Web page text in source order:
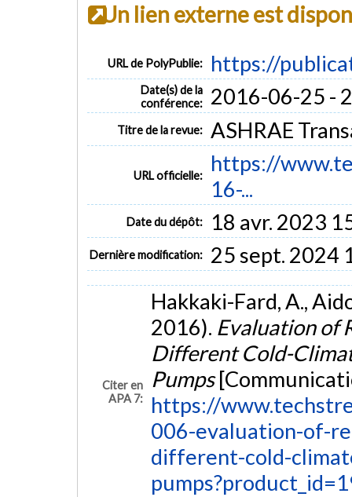
Un lien externe est
URL de PolyPublie: https://
Date(s) de la
conférence:
2016-06-25 -
Titre de la revue: ASHRAE
URL officielle:
https://
16-...
Date du dépôt: 18 avr. 2023
Dernière modification: 25 sept. 2024
Citer en
APA 7:
Hakkaki-Fard, A.,
2016). Evaluation of
Different Cold-
Pumps
https://
006-evaluation-of-
different-cold-